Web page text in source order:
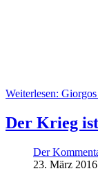
Weiterlesen:
Der Krieg
Der
23. März 2016